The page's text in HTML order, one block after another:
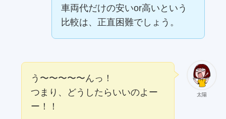
車両代だけの安いor高いという
比較は、正直困難でしょう。
太陽
う〜〜〜〜〜んっ！
つまり、どうしたらいいのよー
ー！！